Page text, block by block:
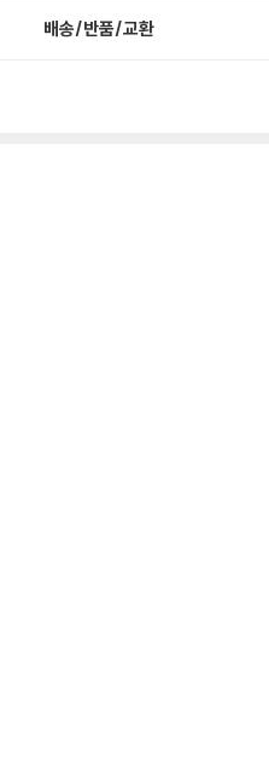
배송/반품/교환